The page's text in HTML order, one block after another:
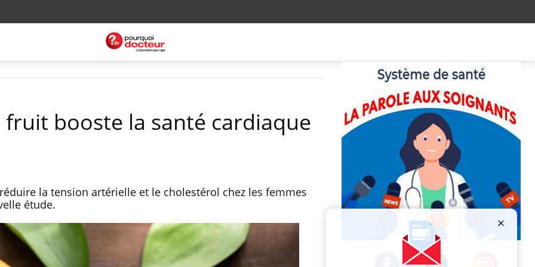
booste la santé cardiaque
la tension artérielle et le cholestérol chez les femmes
étude.